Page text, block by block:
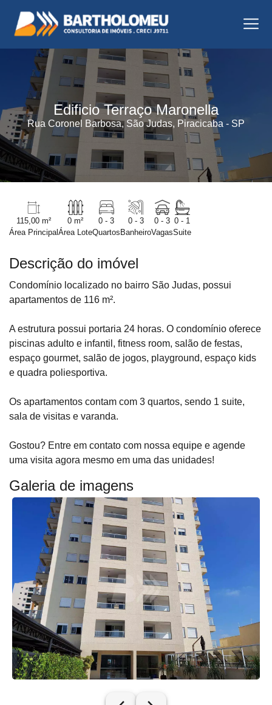
Edificio Terraço Maronella
Rua Coronel Barbosa, São Judas, Piracicaba - SP
115,00 m²
Área Principal
0 m²
Área Lote
0 - 3
Quartos
0 - 3
Banheiro
0 - 3
Vagas
0 - 1
Suite
Descrição do imóvel
Condomínio localizado no bairro São Judas, possui
apartamentos de 116 m².
A estrutura possui portaria 24 horas. O condomínio oferece
piscinas adulto e infantil, fitness room, salão de festas,
espaço gourmet, salão de jogos, playground, espaço kids
e quadra poliesportiva.
Os apartamentos contam com 3 quartos, sendo 1 suite,
sala de visitas e varanda.
Gostou? Entre em contato com nossa equipe e agende
uma visita agora mesmo em uma das unidades!
Galeria de imagens